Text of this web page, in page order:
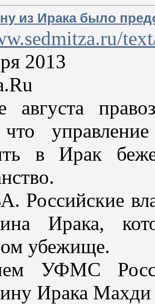
из Ирака было
2013
августа
что
в Ирак
Ирака,
убежище.
УФМС
Ирака